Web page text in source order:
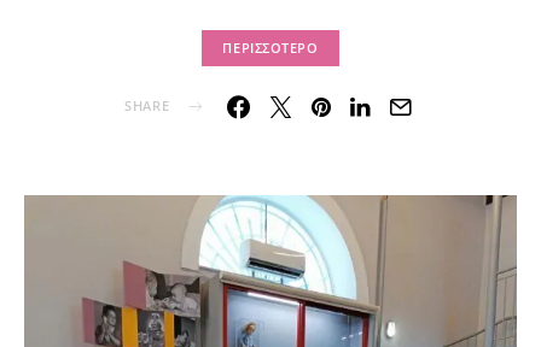
ΠΕΡΙΣΣΌΤΕΡΟ
SHARE